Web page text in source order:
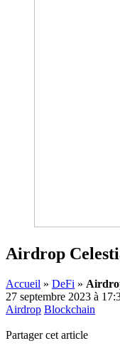
Airdrop
Accueil » DeFi »
27 septembre 2023 à
Airdrop Blockchain
Partager cet article